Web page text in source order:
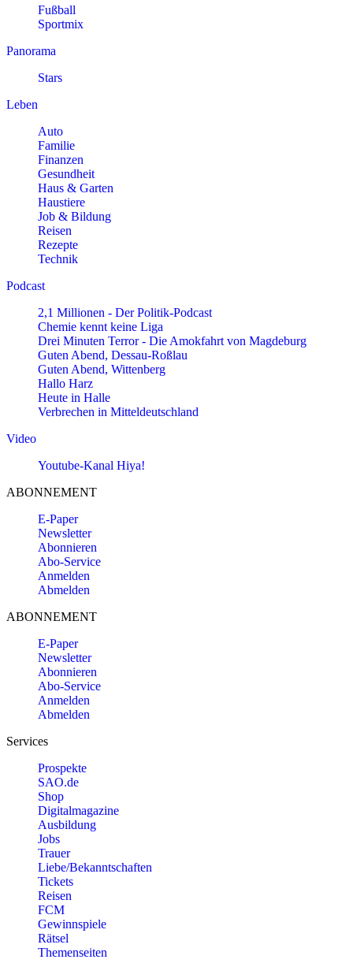
Fußball
Sportmix
Panorama
Stars
Leben
Auto
Familie
Finanzen
Gesundheit
Haus & Garten
Haustiere
Job & Bildung
Reisen
Rezepte
Technik
Podcast
2,1 Millionen - Der Politik-Podcast
Chemie kennt keine Liga
Drei Minuten Terror - Die Amokfahrt von Magdeburg
Guten Abend, Dessau-Roßlau
Guten Abend, Wittenberg
Hallo Harz
Heute in Halle
Verbrechen in Mitteldeutschland
Video
Youtube-Kanal Hiya!
ABONNEMENT
E-Paper
Newsletter
Abonnieren
Abo-Service
Anmelden
Abmelden
ABONNEMENT
E-Paper
Newsletter
Abonnieren
Abo-Service
Anmelden
Abmelden
Services
Prospekte
SAO.de
Shop
Digitalmagazine
Ausbildung
Jobs
Trauer
Liebe/Bekanntschaften
Tickets
Reisen
FCM
Gewinnspiele
Rätsel
Themenseiten